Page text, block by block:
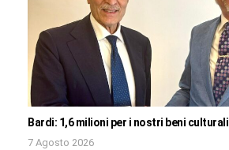
Bardi: 1,6 milioni per i nostri beni culturali
7 Agosto 2026